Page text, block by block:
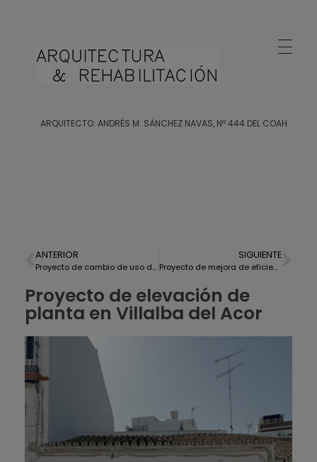
ARQUITECTO: ANDRÉS M. SÁNCHEZ NAVAS, Nº 444 DEL COAH
ANTERIOR
Proyecto de cambio de uso de local a vivienda en Punta Umbría
SIGUIENTE
Proyecto de mejora de eficiencia energética en Av. Pablo Rada
Proyecto de elevación de
planta en Villalba del Acor